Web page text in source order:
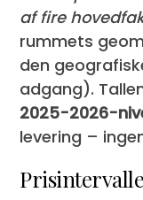
af fire
rummets
den
adgang).
2025-2026-
levering –